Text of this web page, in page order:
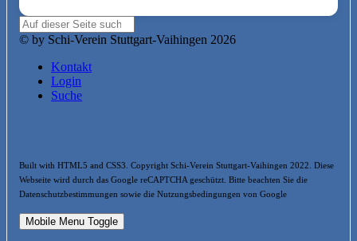
© by Schi-Verein Stuttgart-Vaihingen 2026
Kontakt
Login
Suche
Built with HTML5 and CSS3. Copyright Schi-Verein Stuttgart-Vaihingen 2022. Diese
Webseite wird durch das Google reCAPTCHA geschützt. Bitte beachten Sie die
Datenschutzbestimmungen sowie die Nutzungsbedingungen von Google
Mobile Menu Toggle